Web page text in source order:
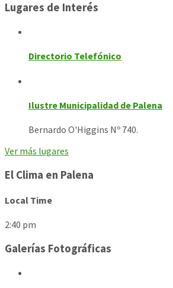
Lugares de Interés
Directorio Telefónico
Ilustre Municipalidad de Palena
Bernardo O'Higgins Nº 740.
Ver más lugares
El Clima en Palena
Local Time
2:40 pm
Galerías Fotográficas